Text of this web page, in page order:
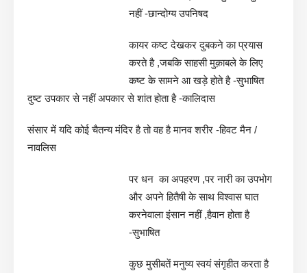
नहीं -छान्दोग्य उपनिषद
कायर कष्ट देखकर दुबकने का प्रयास
करते है ,जबकि साहसी मुक़ाबले के लिए
कष्ट के सामने आ खड़े होते है -सुभाषित
दुष्ट उपकार से नहीं अपकार से शांत होता है -कालिदास
संसार में यदि कोई चैतन्य मंदिर है तो वह है मानव शरीर -हिवट मैन /
नावलिस
पर धन का अपहरण ,पर नारी का उपभोग
और अपने हितैषी के साथ विश्वास घात
करनेवाला इंसान नहीं ,हैवान होता है
-सुभाषित
कुछ मुसीबतें मनुष्य स्वयं संगृहीत करता है